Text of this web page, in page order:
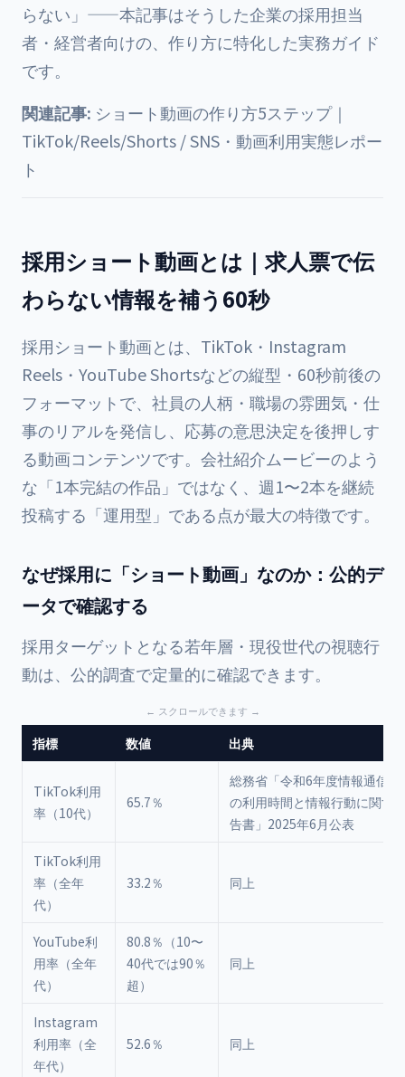
らない」——本記事はそうした企業の採用担当
者・経営者向けの、作り方に特化した実務ガイド
です。
関連記事: ショート動画の作り方5ステップ｜
TikTok/Reels/Shorts/SNS・動画利用実態レポー
ト
採用ショート動画とは｜求人票で伝
わらない情報を補う60秒
採用ショート動画とは、TikTok・Instagram
Reels・YouTube Shortsなどの縦型・60秒前後の
フォーマットで、社員の人柄・職場の雰囲気・仕
事のリアルを発信し、応募の意思決定を後押しす
る動画コンテンツです。会社紹介ムービーのよう
な「1本完結の作品」ではなく、週1〜2本を継続
投稿する「運用型」である点が最大の特徴です。
なぜ採用に「ショート動画」なのか：公的デ
ータで確認する
採用ターゲットとなる若年層・現役世代の視聴行
動は、公的調査で定量的に確認できます。
指標 数値 出典
TikTok利用
率（10代）
65.7％
総務省「令和6年度情報通信
の利用時間と情報行動に関す
告書」2025年6月公表
TikTok利用
率（全年
代）
33.2％ 同上
YouTube利
用率（全年
代）
80.8％（10〜
40代では90％
超）
同上
Instagram
利用率（全
年代）
52.6％ 同上